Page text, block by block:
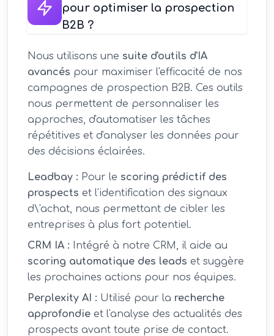
pour optimiser la prospection
B2B ?
Nous utilisons une suite d'outils d'IA
avancés pour maximiser l'efficacité de nos
campagnes de prospection B2B. Ces outils
nous permettent de personnaliser les
approches, d'automatiser les tâches
répétitives et d'analyser les données pour
des décisions éclairées.
Leadbay : Pour le scoring prédictif des
prospects et l'identification des signaux
d\'achat, nous permettant de cibler les
entreprises à plus fort potentiel.
CRM IA : Intégré à notre CRM, il aide au
scoring automatique des leads et suggère
les prochaines actions pour nos équipes.
Perplexity AI : Utilisé pour la recherche
approfondie et l'analyse des actualités des
prospects avant toute prise de contact.